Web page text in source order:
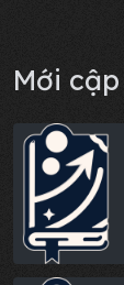
Mới